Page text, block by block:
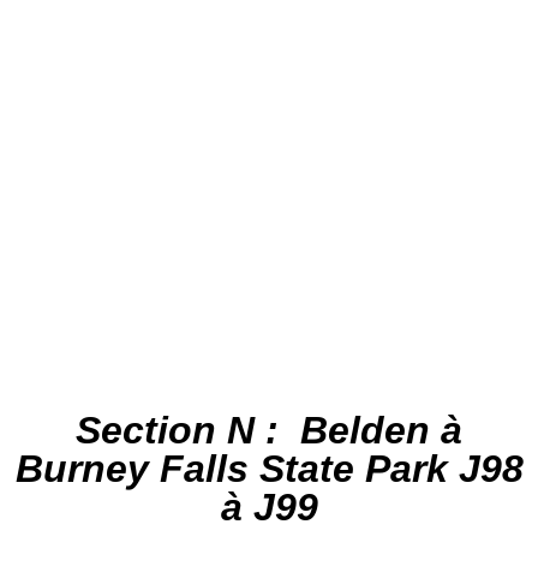
Section N : Belden à
Burney Falls State Park J98
à J99